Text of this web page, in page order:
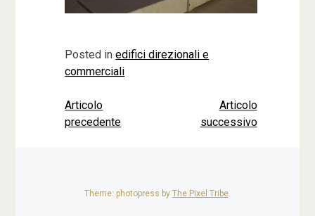
Posted inedifici direzionali e
commerciali
Navigazione
Articolo
precedente
Articolo
successivo
Theme: photopress by The Pixel Tribe